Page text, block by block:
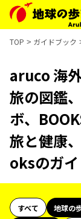
TOP ガイドブック
aruco 海
旅の図鑑
ボ、
旅と健康
oksのガ
すべて 地球の